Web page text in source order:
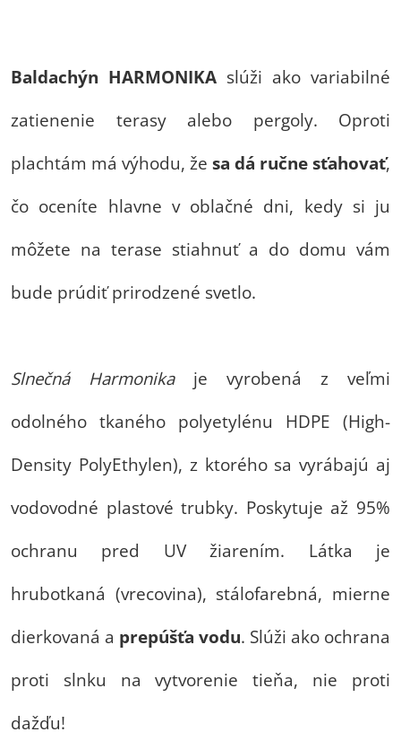
Baldachýn HARMONIKA slúži ako variabilné
zatienenie terasy alebo pergoly. Oproti
plachtám má výhodu, že sa dá ručne sťahovať,
čo oceníte hlavne v oblačné dni, kedy si ju
môžete na terase stiahnuť a do domu vám
bude prúdiť prirodzené svetlo.
Slnečná Harmonikaje vyrobená z veľmi
odolného tkaného polyetylénu HDPE (High-
Density PolyEthylen), z ktorého sa vyrábajú aj
vodovodné plastové trubky. Poskytuje až 95%
ochranu pred UV žiarením. Látka je
hrubotkaná (vrecovina), stálofarebná, mierne
dierkovaná a prepúšťa vodu. Slúži ako ochrana
proti slnku na vytvorenie tieňa, nie proti
dažďu!